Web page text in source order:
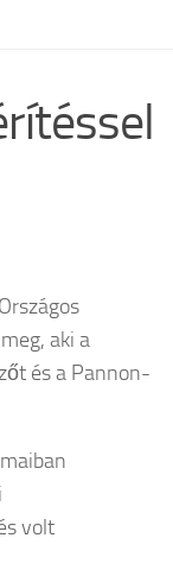
aki a
és a Pannon-
volt